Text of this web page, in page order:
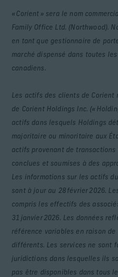
« Corient » sera le nom
Family Office Ltd. (Northwood).
en tant que gestionnaire de
marché dispensé dans toutes
canadiens.
Les actifs des clients de
de Corient Holdings Inc. («
actifs dans lesquels Holdings
majoritaire ou minoritaire aux
actifs provenant de transactions
conclues et soumises à des
Les informations sur les actifs
sont à jour au 28 février 2026.
compris les effectifs des
31 janvier 2026. Les données
référence variables en raison
différents. Les services ne sont
juridictions dans lesquelles ils
pas être disponibles dans tous